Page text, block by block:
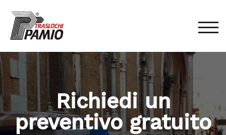
Richiedi un
preventivo gratuito